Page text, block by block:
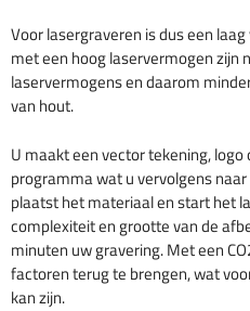
Voor lasergraveren is dus een
met een hoog laservermogen zijn
laservermogens en daarom
van hout.
U maakt een vector tekening,
programma wat u vervolgens
plaatst het materiaal en start het
complexiteit en grootte van de
minuten uw gravering. Met een
factoren terug te brengen, wat
kan zijn.